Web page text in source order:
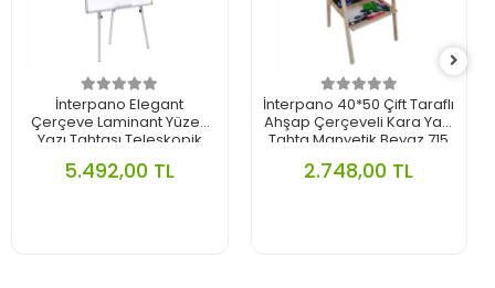
İnterpano Elegant
Çerçeve Laminant Yüzey
Yazı Tahtası Teleskopik
5.492,00 TL
İnterpano 40*50 Çift Taraflı
Ahşap Çerçeveli Kara Yazı
Tahta Manyetik Beyaz 715
2.748,00 TL